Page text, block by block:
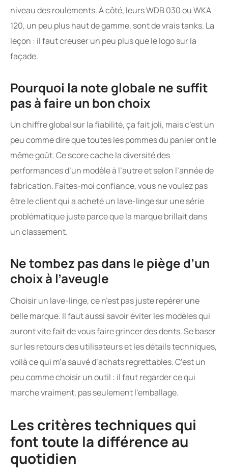
niveau des roulements. À côté, leurs WDB 030 ou WKA
120, un peu plus haut de gamme, sont de vrais tanks. La
leçon : il faut creuser un peu plus que le logo sur la
façade.
Pourquoi la note globale ne suffit
pas à faire un bon choix
Un chiffre global sur la fiabilité, ça fait joli, mais c’est un
peu comme dire que toutes les pommes du panier ont le
même goût. Ce score cache la diversité des
performances d’un modèle à l’autre et selon l’année de
fabrication. Faites-moi confiance, vous ne voulez pas
être le client qui a acheté un lave-linge sur une série
problématique juste parce que la marque brillait dans
un classement.
Ne tombez pas dans le piège d’un
choix à l’aveugle
Choisir un lave-linge, ce n’est pas juste repérer une
belle marque. Il faut aussi savoir éviter les modèles qui
auront vite fait de vous faire grincer des dents. Se baser
sur les retours des utilisateurs et les détails techniques,
voilà ce qui m’a sauvé d’achats regrettables. C’est un
peu comme choisir un outil : il faut regarder ce qui
marche vraiment, pas seulement l’emballage.
Les critères techniques qui
font toute la différence au
quotidien